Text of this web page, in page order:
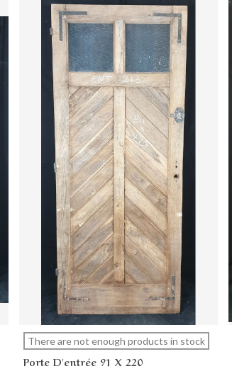
View more
There are not enough products in stock
Porte D'entrée 91 X 220